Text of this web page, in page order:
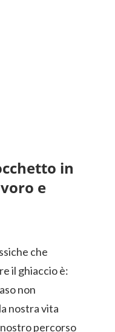
in
e
che
il ghiaccio è:
non
nostra vita
percorso